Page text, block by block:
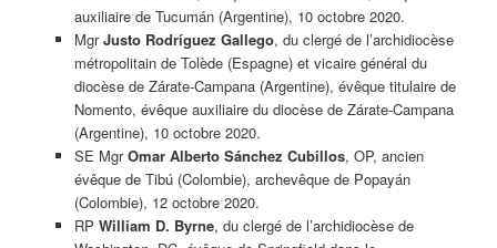
auxiliaire de Tucumán (Argentine), 10 octobre 2020.
MgrJusto Rodríguez Gallego, du clergé de l’archidiocèse
métropolitain de Tolède (Espagne) et vicaire général du
diocèse de Zárate-Campana (Argentine), évêque titulaire de
Nomento, évêque auxiliaire du diocèse de Zárate-Campana
(Argentine), 10 octobre 2020.
SE MgrOmar Alberto Sánchez Cubillos, OP, ancien
évêque de Tibú (Colombie), archevêque de Popayán
(Colombie), 12 octobre 2020.
RP William D. Byrne, du clergé de l’archidiocèse de